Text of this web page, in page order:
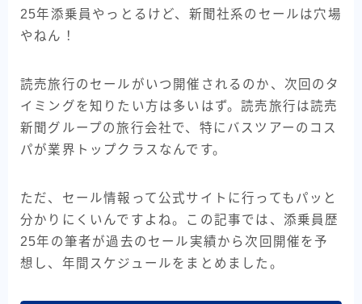
25年添乗員やっとるけど、新聞社系のセールは穴場
やねん！
読売旅行のセールがいつ開催されるのか、次回のタ
イミングを知りたい方は多いはず。読売旅行は読売
新聞グループの旅行会社で、特にバスツアーのコス
パが業界トップクラスなんです。
ただ、セール情報って公式サイトに行ってもパッと
分かりにくいんですよね。この記事では、添乗員歴
25年の筆者が過去のセール実績から次回開催を予
想し、年間スケジュールをまとめました。